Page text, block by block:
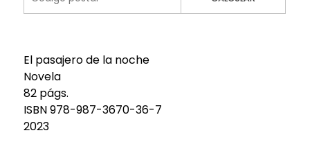
El pasajero de la noche
Novela
82 págs.
ISBN 978-987-3670-36-7
2023